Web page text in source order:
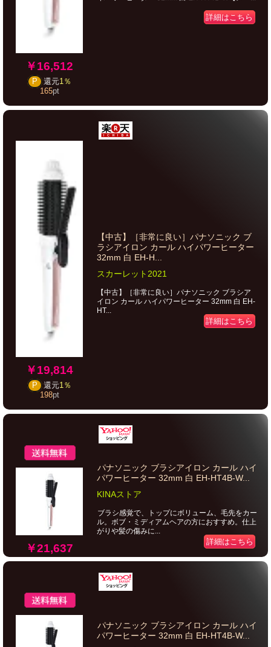
￥16,512
P 還元1％
165pt
詳細はこちら
￥19,814
P 還元1％
198pt
【中古】［非常に良い］パナソニック ブ
ラシアイロン カール ハイパワーヒーター
32mm 白 EH-H...
スカーレット2021
【中古】［非常に良い］パナソニック ブラシア
イロン カール ハイパワーヒーター 32mm 白 EH-
HT...
詳細はこちら
￥21,637
パナソニック ブラシアイロン カール ハイ
パワーヒーター 32mm 白 EH-HT4B-W...
KINAストア
ブラシ感覚で、トップにボリューム、毛先をカー
ル。ボブ・ミディアムヘアの方におすすめ。仕上
がりや髪の傷みに...
詳細はこちら
パナソニック ブラシアイロン カール ハイ
パワーヒーター 32mm 白 EH-HT4B-W...